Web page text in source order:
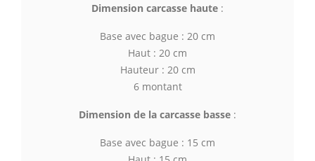
Dimension carcasse haute :
Base avec bague : 20 cm
Haut : 20 cm
Hauteur : 20 cm
6 montant
Dimension de la carcasse basse :
Base avec bague : 15 cm